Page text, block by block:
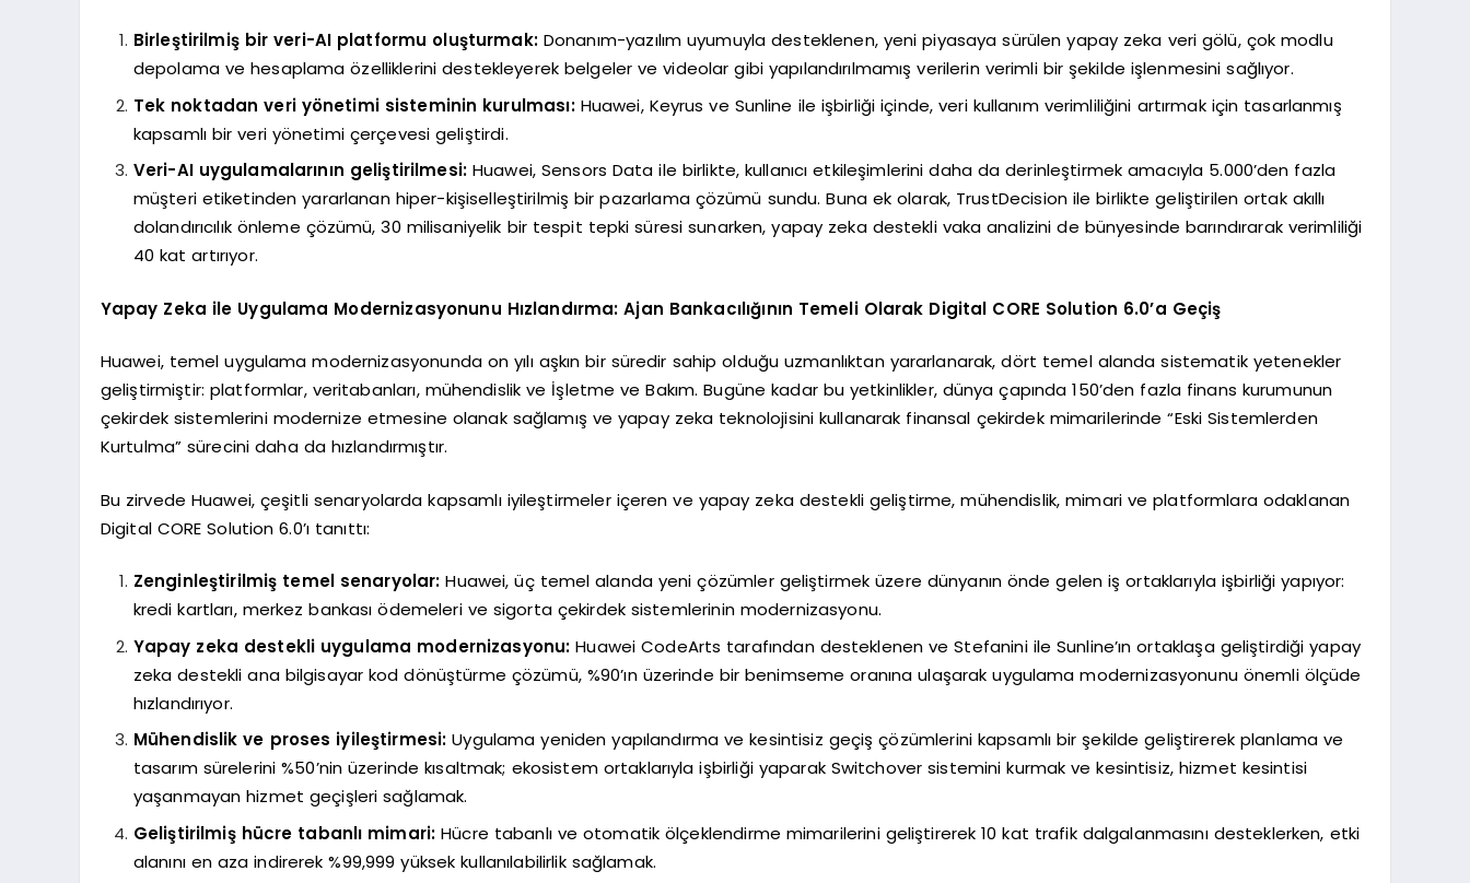
Birleştirilmiş bir veri-AI platformu oluşturmak:Donanım-yazılım uyumuyla desteklenen, yeni piyasaya sürülen yapay zeka veri gölü, çok modlu
depolama ve hesaplama özelliklerini destekleyerek belgeler ve videolar gibi yapılandırılmamış verilerin verimli bir şekilde işlenmesini sağlıyor.
Tek noktadan veri yönetimi sisteminin kurulması:Huawei, Keyrus ve Sunline ile işbirliği içinde, veri kullanım verimliliğini artırmak için tasarlanmış
kapsamlı bir veri yönetimi çerçevesi geliştirdi.
Veri-AI uygulamalarının geliştirilmesi: Huawei, Sensors Data ile birlikte, kullanıcı etkileşimlerini daha da derinleştirmek amacıyla 5.000’den fazla
müşteri etiketinden yararlanan hiper-kişiselleştirilmiş bir pazarlama çözümü sundu. Buna ek olarak, TrustDecision ile birlikte geliştirilen ortak akıllı
dolandırıcılık önleme çözümü, 30 milisaniyelik bir tespit tepki süresi sunarken, yapay zeka destekli vaka analizini de bünyesinde barındırarak verimliliği
40 kat artırıyor.
Yapay Zeka ile Uygulama Modernizasyonunu Hızlandırma: Ajan Bankacılığının Temeli Olarak Digital CORE Solution 6.0’a Geçiş
Huawei, temel uygulama modernizasyonunda on yılı aşkın bir süredir sahip olduğu uzmanlıktan yararlanarak, dört temel alanda sistematik yetenekler
geliştirmiştir: platformlar, veritabanları, mühendislik ve İşletme ve Bakım. Bugüne kadar bu yetkinlikler, dünya çapında 150’den fazla finans kurumunun
çekirdek sistemlerini modernize etmesine olanak sağlamış ve yapay zeka teknolojisini kullanarak finansal çekirdek mimarilerinde “Eski Sistemlerden
Kurtulma” sürecini daha da hızlandırmıştır.
Bu zirvede Huawei, çeşitli senaryolarda kapsamlı iyileştirmeler içeren ve yapay zeka destekli geliştirme, mühendislik, mimari ve platformlara odaklanan
Digital CORE Solution 6.0’ı tanıttı:
Zenginleştirilmiş temel senaryolar: Huawei, üç temel alanda yeni çözümler geliştirmek üzere dünyanın önde gelen iş ortaklarıyla işbirliği yapıyor:
kredi kartları, merkez bankası ödemeleri ve sigorta çekirdek sistemlerinin modernizasyonu.
Yapay zeka destekli uygulama modernizasyonu: Huawei CodeArts tarafından desteklenen ve Stefanini ile Sunline’ın ortaklaşa geliştirdiği yapay
zeka destekli ana bilgisayar kod dönüştürme çözümü, %90’ın üzerinde bir benimseme oranına ulaşarak uygulama modernizasyonunu önemli ölçüde
hızlandırıyor.
Mühendislik ve proses iyileştirmesi: Uygulama yeniden yapılandırma ve kesintisiz geçiş çözümlerini kapsamlı bir şekilde geliştirerek planlama ve
tasarım sürelerini %50’nin üzerinde kısaltmak; ekosistem ortaklarıyla işbirliği yaparak Switchover sistemini kurmak ve kesintisiz, hizmet kesintisi
yaşanmayan hizmet geçişleri sağlamak.
Geliştirilmiş hücre tabanlı mimari: Hücre tabanlı ve otomatik ölçeklendirme mimarilerini geliştirerek 10 kat trafik dalgalanmasını desteklerken, etki
alanını en aza indirerek %99,999 yüksek kullanılabilirlik sağlamak.